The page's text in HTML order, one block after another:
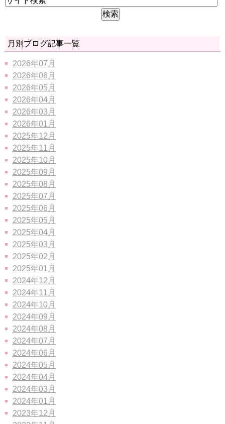
月別ブログ記事一覧
2026年07月
2026年06月
2026年05月
2026年04月
2026年03月
2026年01月
2025年12月
2025年11月
2025年10月
2025年09月
2025年08月
2025年07月
2025年06月
2025年05月
2025年04月
2025年03月
2025年02月
2025年01月
2024年12月
2024年11月
2024年10月
2024年09月
2024年08月
2024年07月
2024年06月
2024年05月
2024年04月
2024年03月
2024年01月
2023年12月